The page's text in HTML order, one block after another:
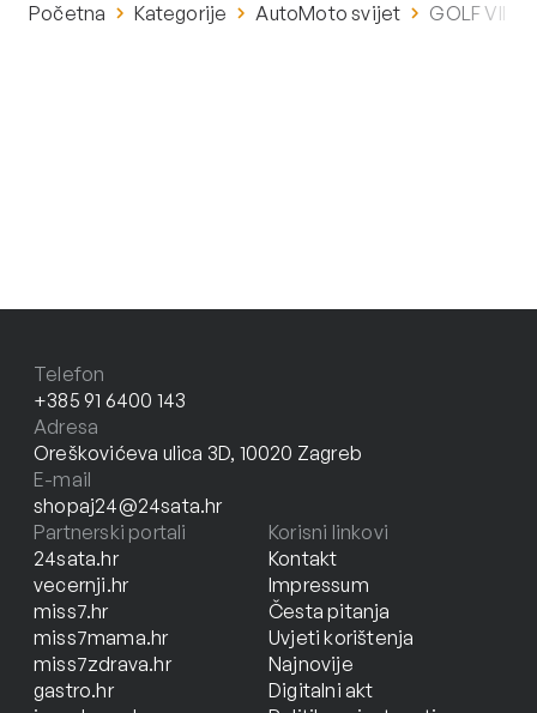
Početna Kategorije AutoMoto svijet GOLF VII
Telefon
+385 91 6400 143
Adresa
Oreškovićeva ulica 3D, 10020 Zagreb
E-mail
shopaj24@24sata.hr
Partnerski portali
24sata.hr
vecernji.hr
miss7.hr
miss7mama.hr
miss7zdrava.hr
gastro.hr
Korisni linkovi
Kontakt
Impressum
Česta pitanja
Uvjeti korištenja
Najnovije
Digitalni akt